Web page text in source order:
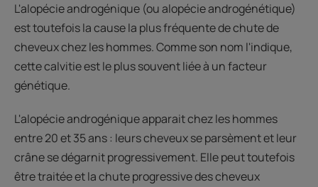
L'alopécie androgénique (ou alopécie androgénétique)
est toutefois la cause la plus fréquente de chute de
cheveux chez les hommes. Comme son nom l'indique,
cette calvitie est le plus souvent liée à un facteur
génétique.
L'alopécie androgénique apparait chez les hommes
entre 20 et 35 ans : leurs cheveux se parsèment et leur
crâne se dégarnit progressivement. Elle peut toutefois
être traitée et la chute progressive des cheveux